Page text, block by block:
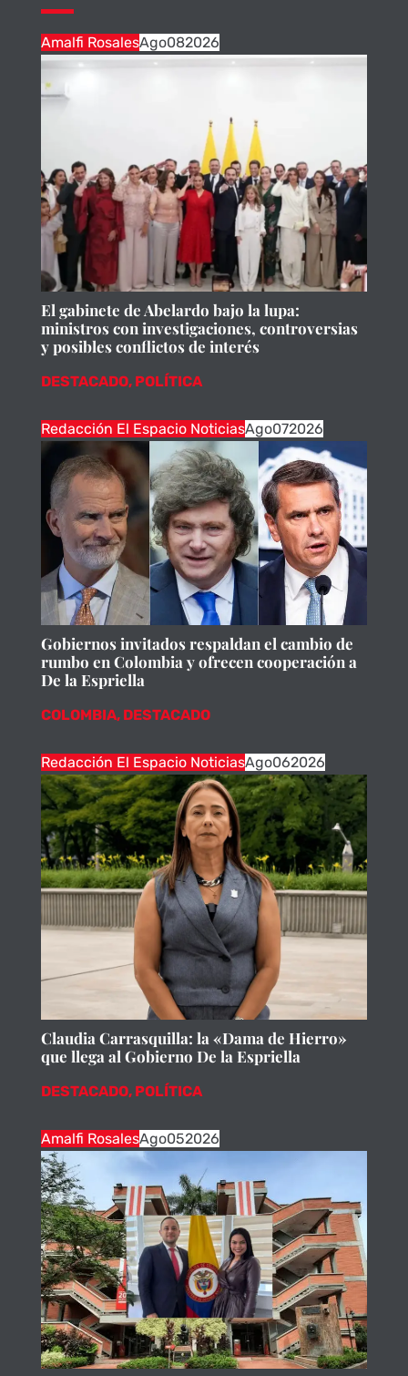
Amalfi RosalesAgo082026
El gabinete de Abelardo bajo la lupa:
ministros con investigaciones, controversias
y posibles conflictos de interés
DESTACADO, POLÍTICA
Redacción El Espacio NoticiasAgo072026
Gobiernos invitados respaldan el cambio de
rumbo en Colombia y ofrecen cooperación a
De la Espriella
COLOMBIA, DESTACADO
Redacción El Espacio NoticiasAgo062026
Claudia Carrasquilla: la «Dama de Hierro»
que llega al Gobierno De la Espriella
DESTACADO, POLÍTICA
Amalfi RosalesAgo052026